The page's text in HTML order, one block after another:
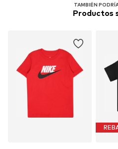
TAMBIÉN
Productos